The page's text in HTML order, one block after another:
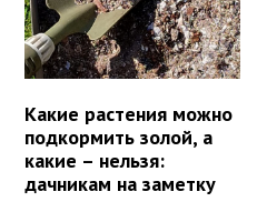
Какие растения можно
подкормить золой, а
какие – нельзя:
дачникам на заметку